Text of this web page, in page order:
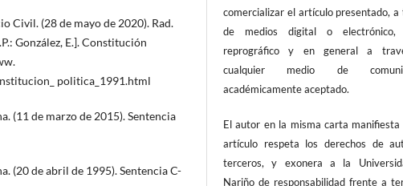
Civil. (28 de mayo de 2020). Rad.
González, E.]. Constitución
politica_1991.html
(11 de marzo de 2015). Sentencia
(20 de abril de 1995). Sentencia C-
comercializar el artículo presentado, a
de medios digital o electrónico,
reprográfico y en general a
cualquier medio de
académicamente aceptado.
El autor en la misma carta manifiesta
artículo respeta los derechos de
terceros, y exonera a la
Nariño de responsabilidad frente a